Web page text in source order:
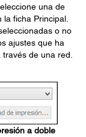
una de
ficha Principal.
o no
ajustes que ha
de una red.
a doble